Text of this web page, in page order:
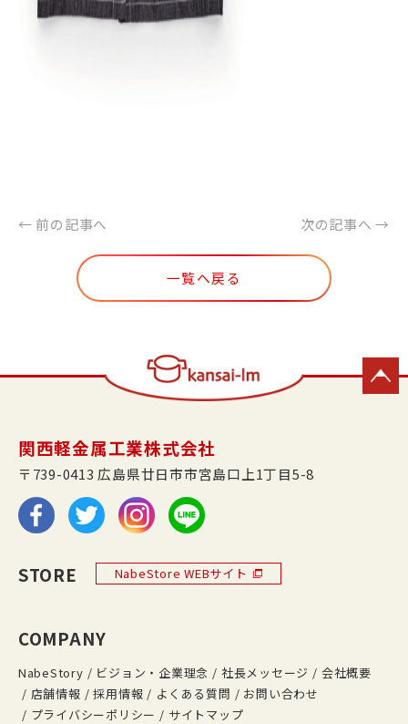
← 前の記事へ 次の記事へ →
一覧へ戻る
関西軽金属工業株式会社
〒739-0413 広島県廿日市市宮島口上1丁目5-8
STORE NabeStore WEBサイト
COMPANY
NabeStory ビジョン・企業理念 社長メッセージ
会社概要
店舗情報
採用情報 よくある質問
お問い合わせ
プライバシーポリシー
サイトマップ